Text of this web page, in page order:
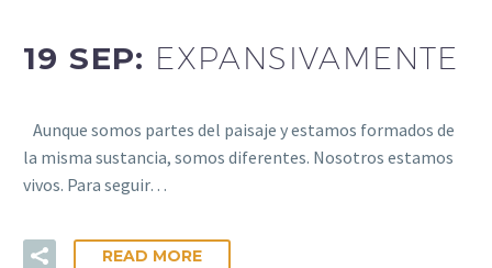
19 SEP: EXPANSIVAMENTE
Aunque somos partes del paisaje y estamos formados de
la misma sustancia, somos diferentes. Nosotros estamos
vivos. Para seguir…
READ MORE